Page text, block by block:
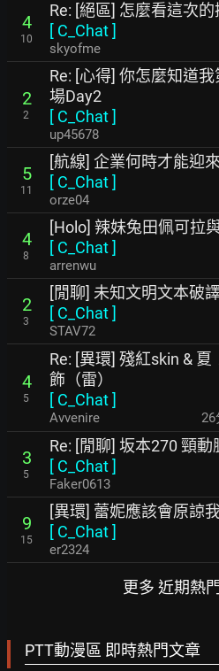
4
10
Re: [絕區] 怎麼看這次
[ C_Chat]
skyofme
2
2
Re: [心得] 你怎麼知道
場Day2
[ C_Chat]
up45678
5
11
[航線] 企業何時才能迎
[ C_Chat]
orze04
4
8
[Holo] 辣妹兔田佩可拉
[ C_Chat]
arrenwu
2
3
[閒聊] 未知文明文本破
[ C_Chat]
STAV72
4
5
Re: [異環] 殘紅skin & 夏
飾（雷）
[ C_Chat]
Avvenire 26
3
5
Re: [閒聊] 坂本270 頸
[ C_Chat]
Faker0613
9
15
[異環] 蕾妮應該會原諒
[ C_Chat]
er2324
更多 近期熱
PTT動漫區 即時熱門文章